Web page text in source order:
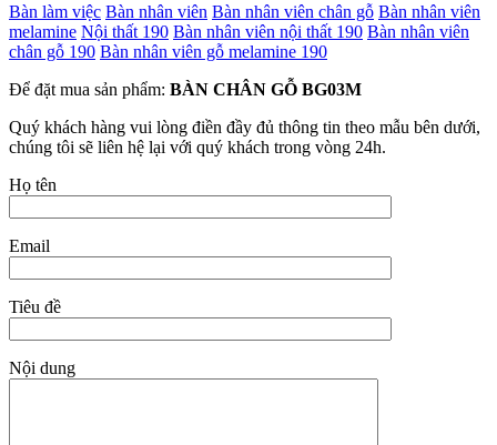
Bàn làm việc Bàn nhân viên Bàn nhân viên chân gỗ Bàn nhân viên
melamine Nội thất 190 Bàn nhân viên nội thất 190 Bàn nhân viên
chân gỗ 190 Bàn nhân viên gỗ melamine 190
Để đặt mua sản phẩm: BÀN CHÂN GỖ BG03M
Quý khách hàng vui lòng điền đầy đủ thông tin theo mẫu bên dưới,
chúng tôi sẽ liên hệ lại với quý khách trong vòng 24h.
Họ tên
Email
Tiêu đề
Nội dung